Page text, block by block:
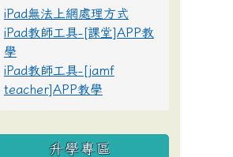
iPad無法上網處理方式
iPad教師工具-[課堂]APP教
學
iPad教師工具-[jamf
teacher]APP教學
升學專區